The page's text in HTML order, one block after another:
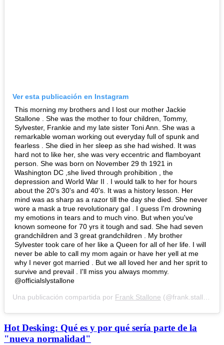
Ver esta publicación en Instagram
This morning my brothers and I lost our mother Jackie
Stallone . She was the mother to four children, Tommy,
Sylvester, Frankie and my late sister Toni Ann. She was a
remarkable woman working out everyday full of spunk and
fearless . She died in her sleep as she had wished. It was
hard not to like her, she was very eccentric and flamboyant
person. She was born on November 29 th 1921 in
Washington DC ,she lived through prohibition , the
depression and World War II . I would talk to her for hours
about the 20's 30's and 40's. It was a history lesson. Her
mind was as sharp as a razor till the day she died. She never
wore a mask a true revolutionary gal . I guess I'm drowning
my emotions in tears and to much vino. But when you've
known someone for 70 yrs it tough and sad. She had seven
grandchildren and 3 great grandchildren . My brother
Sylvester took care of her like a Queen for all of her life. I will
never be able to call my mom again or have her yell at me
why I never got married . But we all loved her and her sprit to
survive and prevail . I'll miss you always mommy.
@officialslystallone
Una publicación compartida por Frank Stallone (@frank.stallone) el 21 de Sep de 2020 a las 9:22 PDT
Hot Desking: Qué es y por qué sería parte de la
"nueva normalidad"